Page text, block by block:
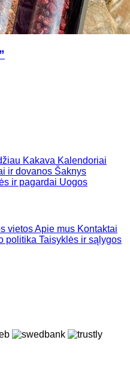
Kakava Kalendoriai
ir dovanos Šaknys
ir pagardai Uogos
vietosApie mus Kontaktai
politika Taisyklės ir sąlygos